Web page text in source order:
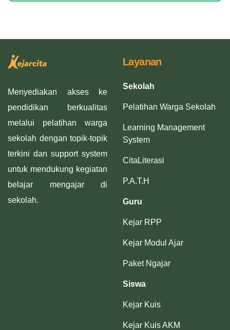
Menyediakan akses ke
pendidikan berkualitas
melalui pelatihan warga
sekolah dengan topik-topik
terkini dan support system
untuk mendukung kegiatan
belajar mengajar di
sekolah.
Layanan
Sekolah
Pelatihan Warga Sekolah
Learning Management
System
CitaLiterasi
P.A.T.H
Guru
Kejar RPP
Kejar Modul Ajar
Paket Ngajar
Siswa
Kejar Kuis
Kejar Kuis AKM